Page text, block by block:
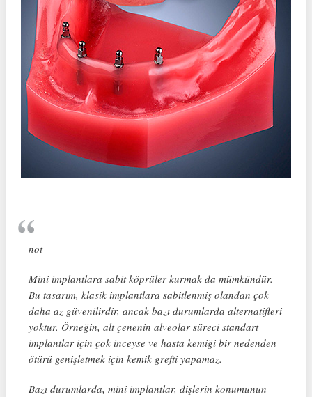
not
Mini implantlara sabit köprüler kurmak da mümkündür.
Bu tasarım, klasik implantlara sabitlenmiş olandan çok
daha az güvenilirdir, ancak bazı durumlarda alternatifleri
yoktur. Örneğin, alt çenenin alveolar süreci standart
implantlar için çok inceyse ve hasta kemiği bir nedenden
ötürü genişletmek için kemik grefti yapamaz.
Bazı durumlarda, mini implantlar, dişlerin konumunun